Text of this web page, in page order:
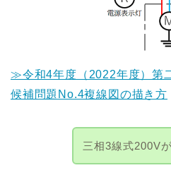
≫令和4年度（2022年度）第
候補問題No.4複線図の描き方
三相3線式200V